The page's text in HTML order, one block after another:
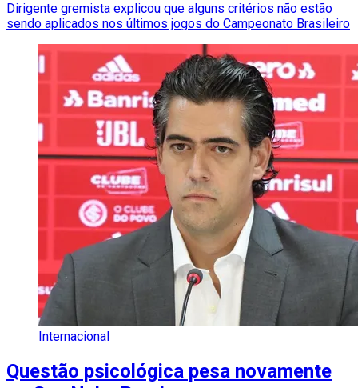
Dirigente gremista explicou que alguns critérios não estão
sendo aplicados nos últimos jogos do Campeonato Brasileiro
Internacional
Questão psicológica pesa novamente